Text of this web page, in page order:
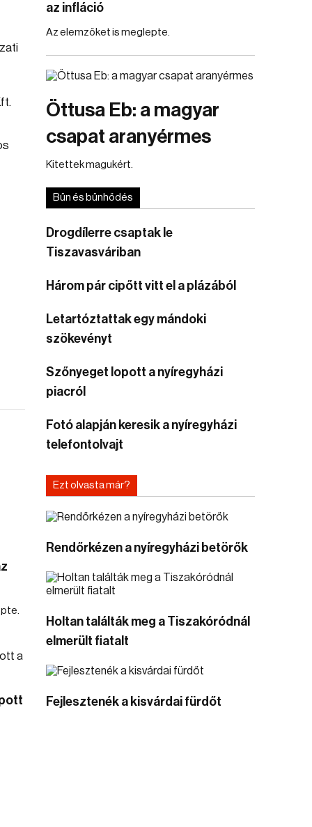
az infláció
Az elemzőket is meglepte.
Öttusa Eb: a magyar
csapat aranyérmes
Kitettek magukért.
Bűn és bűnhődés
Drogdílerre csaptak le
Tiszavasváriban
Három pár cipőtt vitt el a plázából
Letartóztattak egy mándoki
szökevényt
Szőnyeget lopott a nyíregyházi
piacról
Fotó alapján keresik a nyíregyházi
telefontolvajt
Ezt olvasta már?
Rendőrkézen a nyíregyházi betörők
Holtan találták meg a Tiszakóródnál
elmerült fiatalt
Fejlesztenék a kisvárdai fürdőt